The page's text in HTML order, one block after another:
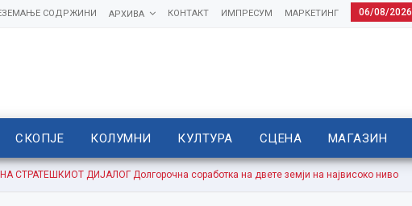
06/08/2026
МАРКЕТИНГ
ИМПРЕСУМ
КОНТАКТ
АРХИВА
СОДРЖИНИ
СКОПЈЕ КОЛУМНИ КУЛТУРА СЦЕНА МАГАЗИН
ДИЈАЛОГ Долгорочна соработка на двете земји на највисоко ниво